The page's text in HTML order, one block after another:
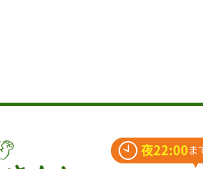
夜22:00 ま